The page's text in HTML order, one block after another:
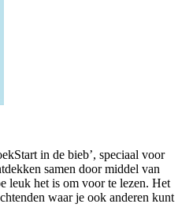
in de bieb’, speciaal voor
samen door middel van
leuk het is om voor te lezen. Het
waar je ook anderen kunt